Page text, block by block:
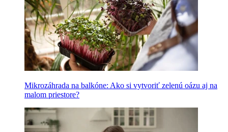
Mikrozáhrada na balkóne: Ako si vytvoriť zelenú oázu aj na
malom priestore?